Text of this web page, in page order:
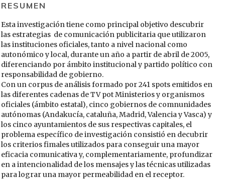
RESUMEN
Esta investigación tiene como principal objetivo descubrir
las estrategias de comunicación publicitaria que utilizaron
las instituciones oficiales, tanto a nivel nacional como
autonómico y local, durante un año a partir de abril de 2005,
diferenciando por ámbito institucional y partido político con
responsabilidad de gobierno.
Con un corpus de análisis formado por 241 spots emitidos en
las diferentes cadenas de TV pot Ministerios y organismos
oficiales (ámbito estatal), cinco gobiernos de comnunidades
autónomas (Andakucía, cataluña, Madrid, Valencia y Vasca) y
los cinco ayuntamientos de sus respectivas capitales, el
problema específico de investigación consistió en decubrir
los criterios fimales utilizados para conseguir una mayor
eficacia comunicativa y, complementariamente, profundizar
en a intencionalidad de los mensajes y las técnicas utilizadas
para lograr una mayor permeabilidad en el receptor.